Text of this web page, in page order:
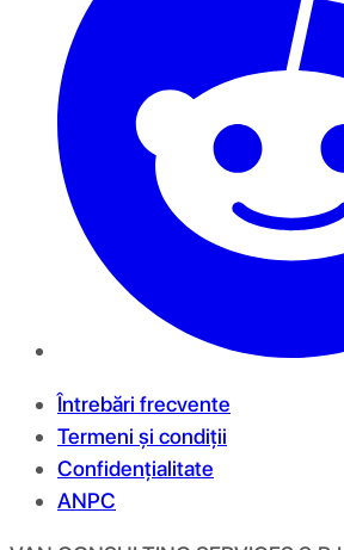
Întrebări frecvente
Termeni și condiții
Confidențialitate
ANPC